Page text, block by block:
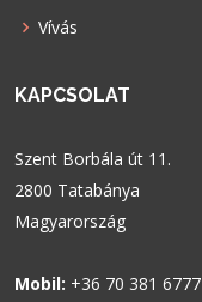
Vívás
KAPCSOLAT
Szent Borbála út 11.
2800 Tatabánya
Magyarország
Mobil: +36 70 381 6777